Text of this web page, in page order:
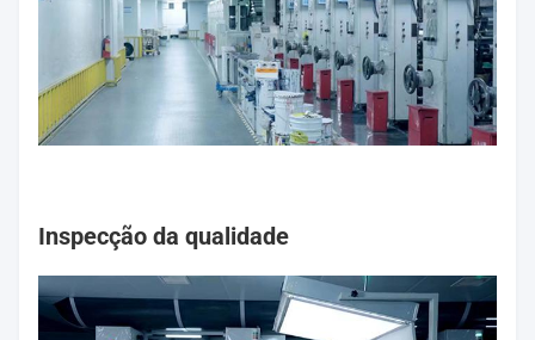
Inspecção da qualidade